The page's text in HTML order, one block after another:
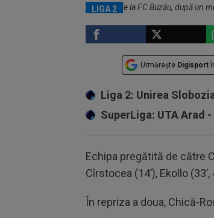
LIGA 2
Jucătorii de la FC Buzău, după un
Urmărește Digisport
Liga 2: Unirea
SuperLiga: UTA Arad -
Echipa pregătită de către
Cîrstocea (14’), Ekollo
În repriza a doua, Chică-